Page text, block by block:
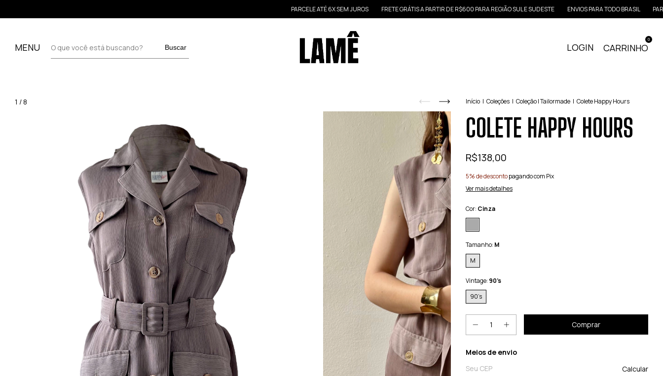
PARCELE ATÉ 6X SEM JUROS FRETE GRÁTIS A PARTIR DE R$600 PARA REGIÃO SUL E SUDESTE ENVIOS PARA TODO BRASIL PARCELE
MENU Buscar LOGIN CARRINHO
0
1 /8 Início | Coleções | Coleção | Tailormade | Colete Happy Hours
COLETE HAPPY HOURS
R$138,00
5% de descontopagando com Pix
Ver mais detalhes
Cor: Cinza
Tamanho: M
M
Vintage: 90’s
90’s
Entregas para o CEP:
Meios de envio
Calcular